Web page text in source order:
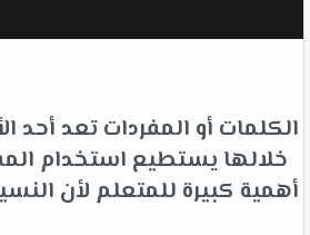
الكلمات أو المفردات تعد
خلالها يستطيع استخدام
أهمية كبيرة للمتعلم لأن